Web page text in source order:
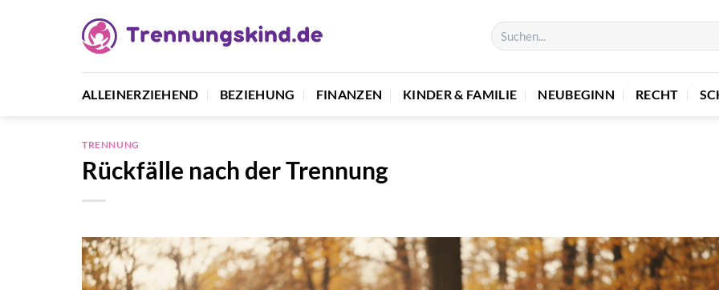
ALLEINERZIEHEND BEZIEHUNG FINANZEN KINDER & FAMILIE NEUBEGINN RECHT
TRENNUNG
Rückfälle nach der Trennung